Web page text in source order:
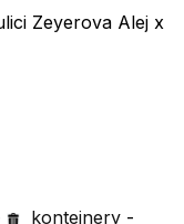
Zeyerova Alej x
kontejnery -